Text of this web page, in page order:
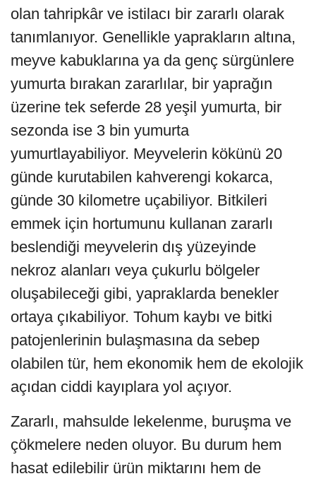
olan tahripkâr ve istilacı bir zararlı olarak
tanımlanıyor. Genellikle yaprakların altına,
meyve kabuklarına ya da genç sürgünlere
yumurta bırakan zararlılar, bir yaprağın
üzerine tek seferde 28 yeşil yumurta, bir
sezonda ise 3 bin yumurta
yumurtlayabiliyor. Meyvelerin kökünü 20
günde kurutabilen kahverengi kokarca,
günde 30 kilometre uçabiliyor. Bitkileri
emmek için hortumunu kullanan zararlı
beslendiği meyvelerin dış yüzeyinde
nekroz alanları veya çukurlu bölgeler
oluşabileceği gibi, yapraklarda benekler
ortaya çıkabiliyor. Tohum kaybı ve bitki
patojenlerinin bulaşmasına da sebep
olabilen tür, hem ekonomik hem de ekolojik
açıdan ciddi kayıplara yol açıyor.
Zararlı, mahsulde lekelenme, buruşma ve
çökmelere neden oluyor. Bu durum hem
hasat edilebilir ürün miktarını hem de